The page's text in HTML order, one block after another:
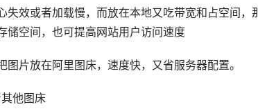
失效或者加载慢，而放在本地又吃带宽和占空间
储空间，也可提高网站用户访问速度
图片放在阿里图床，速度快，又省服务器配置。
他图床